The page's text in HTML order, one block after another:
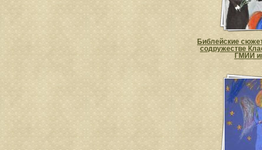
Библейские
содружестве
ГМИИ